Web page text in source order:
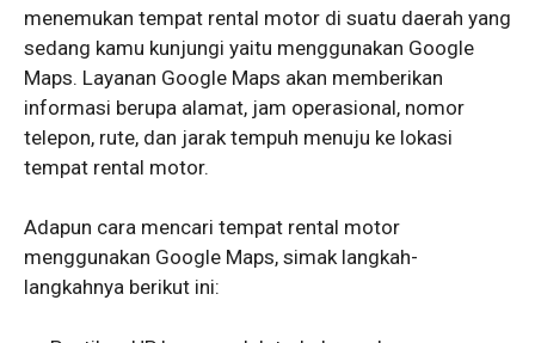
menemukan tempat rental motor di suatu daerah yang
sedang kamu kunjungi yaitu menggunakan Google
Maps. Layanan Google Maps akan memberikan
informasi berupa alamat, jam operasional, nomor
telepon, rute, dan jarak tempuh menuju ke lokasi
tempat rental motor.
Adapun cara mencari tempat rental motor
menggunakan Google Maps, simak langkah-
langkahnya berikut ini: